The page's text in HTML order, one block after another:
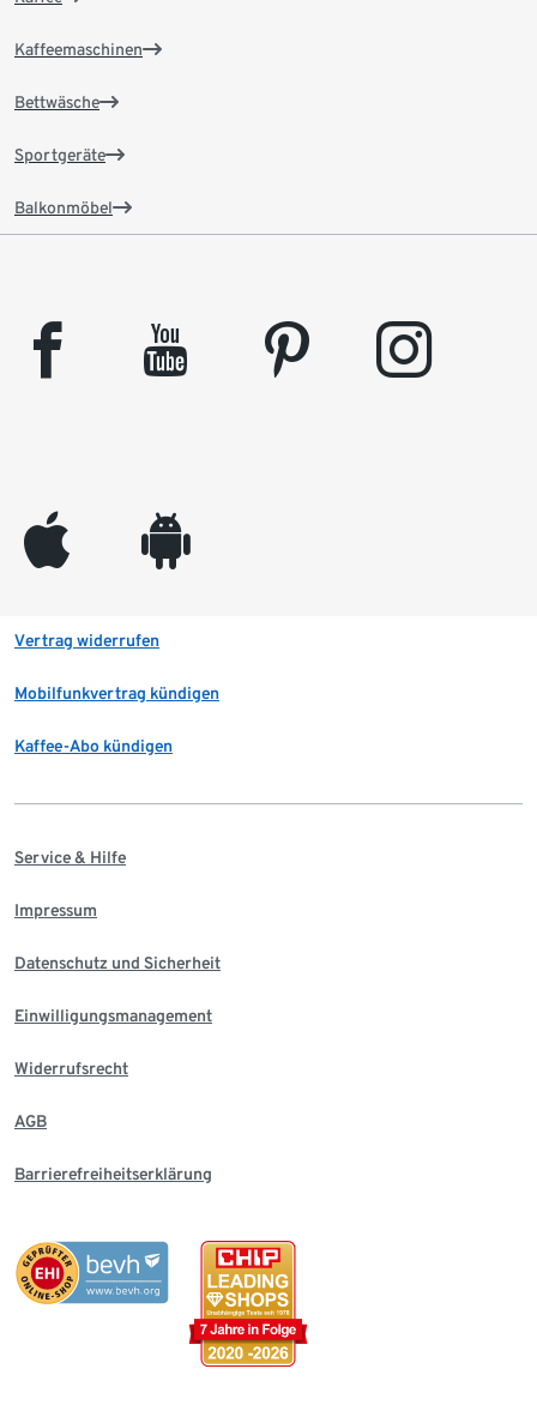
Kaffeemaschinen
Bettwäsche
Sportgeräte
Balkonmöbel
facebook youtube pinterest instagram
appleinc android
Vertrag widerrufen
Mobilfunkvertrag kündigen
Kaffee-Abo kündigen
Service & Hilfe
Impressum
Datenschutz und Sicherheit
Einwilligungsmanagement
Widerrufsrecht
AGB
Barrierefreiheitserklärung